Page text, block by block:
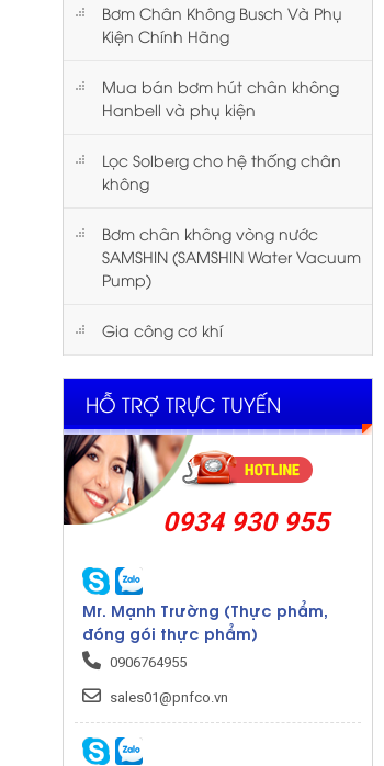
Bơm Chân Không Busch Và Phụ
Kiện Chính Hãng
Mua bán bơm hút chân không
Hanbell và phụ kiện
Lọc Solberg cho hệ thống chân
không
Bơm chân không vòng nước
SAMSHIN (SAMSHIN Water Vacuum
Pump)
Gia công cơ khí
HỖ TRỢ TRỰC TUYẾN
0934 930 955
Mr. Mạnh Trường (Thực phẩm,
đóng gói thực phẩm)
0906764955
sales01@pnfco.vn